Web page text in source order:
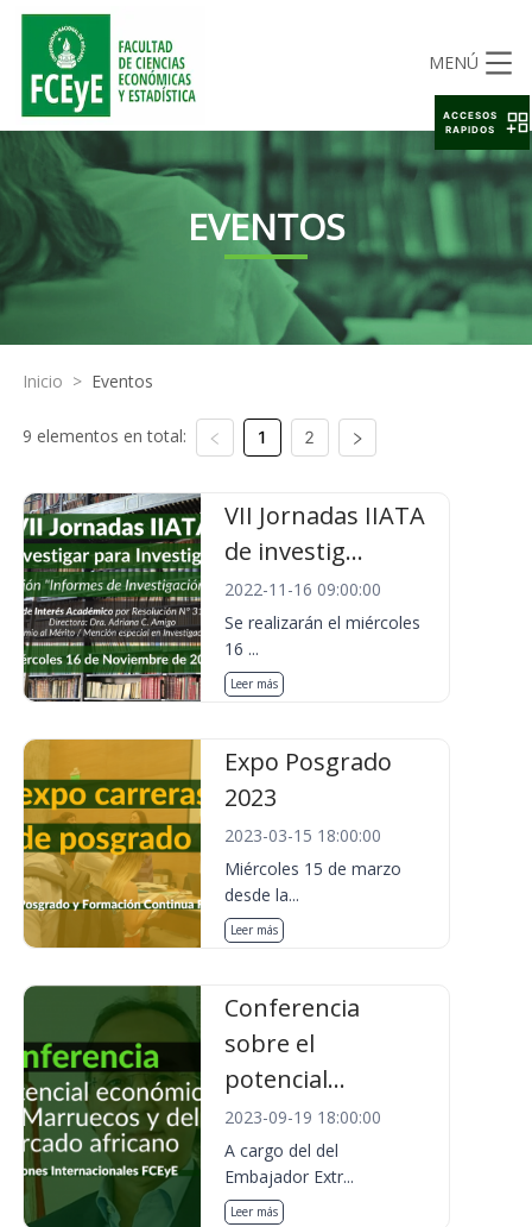
MENÚ
EVENTOS
Inicio > Eventos
9 elementos en total: 1 2
VII Jornadas IIATA
de investig...
2022-11-16 09:00:00
Se realizarán el miércoles
16 ...
Leer más
Expo Posgrado
2023
2023-03-15 18:00:00
Miércoles 15 de marzo
desde la...
Leer más
Conferencia
sobre el
potencial...
2023-09-19 18:00:00
A cargo del del
Embajador Extr...
Leer más
ACCESOS
RAPIDOS